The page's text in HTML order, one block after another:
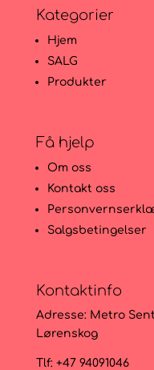
Kategorier
Hjem
SALG
Produkter
Få hjelp
Om oss
Kontakt oss
Salgsbetingelser
Kontaktinfo
Adresse: Metro
Lørenskog
Tlf: +47 94091046